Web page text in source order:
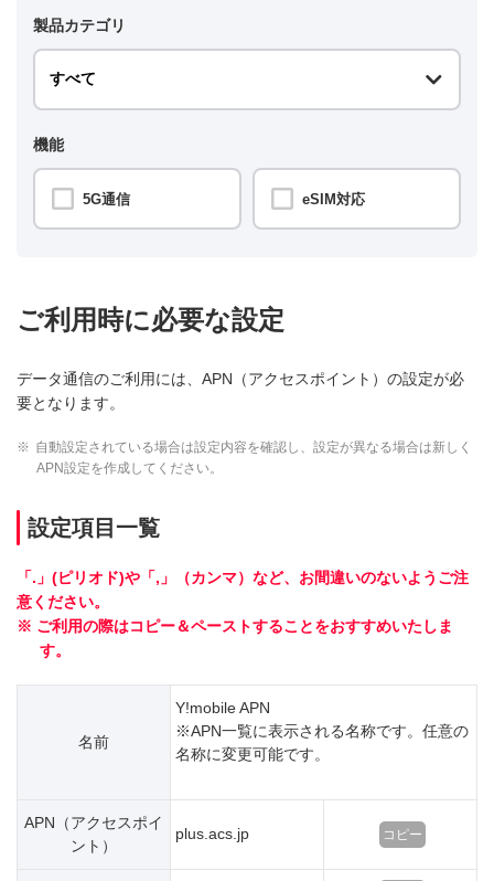
製品カテゴリ
機能
5G通信 eSIM対応
ご利用時に必要な設定
データ通信のご利用には、APN（アクセスポイント）の設定が必
要となります。
※ 自動設定されている場合は設定内容を確認し、設定が異なる場合は新しく
APN設定を作成してください。
設定項目一覧
「.」(ピリオド)や「,」（カンマ）など、お間違いのないようご注
意ください。
※ ご利用の際はコピー＆ペーストすることをおすすめいたしま
す。
名前
Y!mobile APN
※APN一覧に表示される名称です。任意の
名称に変更可能です。
APN（アクセスポイ
ント）
plus.acs.jp コピー